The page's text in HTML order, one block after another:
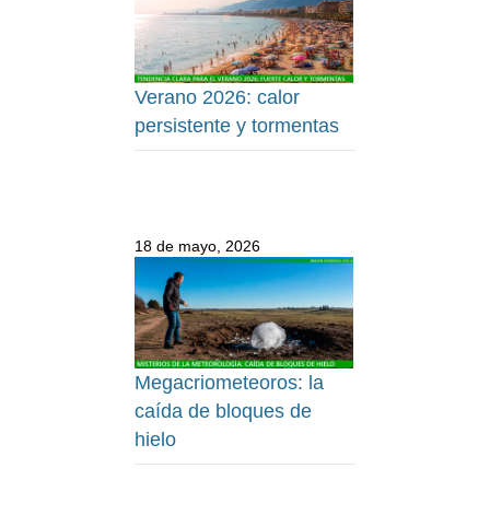
Verano 2026: calor
persistente y tormentas
18 de mayo, 2026
Megacriometeoros: la
caída de bloques de
hielo